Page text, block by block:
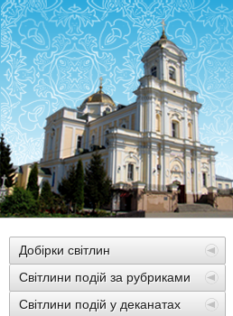
Добірки світлин
Світлини подій за рубриками
Світлини подій у деканатах